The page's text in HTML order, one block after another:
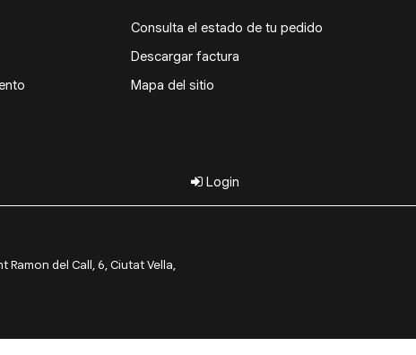
Consulta el estado de tu pedido
Descargar factura
Mapa del sitio
Login
Ramon del Call, 6, Ciutat Vella,